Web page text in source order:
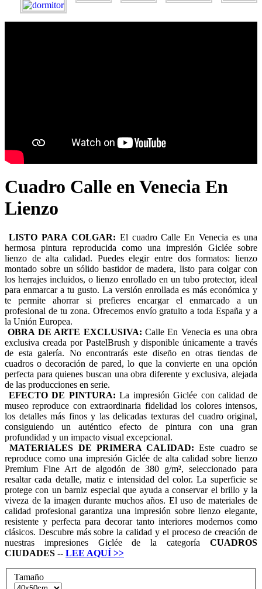
Cuadro Calle en Venecia En
Lienzo
LISTO PARA COLGAR: El cuadro Calle En Venecia es una
hermosa pintura reproducida como una impresión Giclée sobre
lienzo de alta calidad. Puedes elegir entre dos formatos: lienzo
montado sobre un sólido bastidor de madera, listo para colgar con
los herrajes incluidos, o lienzo enrollado en un tubo protector, ideal
para enmarcar a tu gusto. La versión enrollada es más económica y
te permite ahorrar si prefieres encargar el enmarcado a un
profesional de tu zona. Ofrecemos envío gratuito a toda España y a
la Unión Europea.
OBRA DE ARTE EXCLUSIVA:Calle En Venecia es una obra
exclusiva creada por PastelBrush y disponible únicamente a través
de esta galería. No encontrarás este diseño en otras tiendas de
cuadros o decoración de pared, lo que la convierte en una opción
perfecta para quienes buscan una obra diferente y exclusiva, alejada
de las producciones en serie.
EFECTO DE PINTURA: La impresión Giclée con calidad de
museo reproduce con extraordinaria fidelidad los colores intensos,
los detalles más finos y las delicadas texturas del cuadro original,
consiguiendo un auténtico efecto de pintura con una gran
profundidad y un impacto visual excepcional.
MATERIALES DE PRIMERA CALIDAD: Este cuadro se
reproduce como una impresión Giclée de alta calidad sobre lienzo
Premium Fine Art de algodón de 380 g/m², seleccionado para
resaltar cada detalle, matiz e intensidad del color. La superficie se
protege con un barniz especial que ayuda a conservar el brillo y la
viveza de la imagen durante muchos años. El uso de materiales de
calidad profesional garantiza una impresión sobre lienzo elegante,
resistente y perfecta para decorar tanto interiores modernos como
clásicos. Descubre más sobre la calidad y el proceso de creación de
nuestras impresiones Giclée de la categoría CUADROS
CIUDADES -- LEE AQUÍ >>
Tamaño